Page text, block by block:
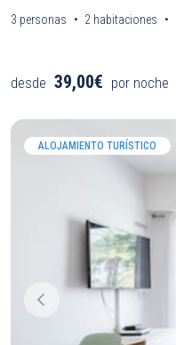
3 personas 2 habitaciones
desde 39,00€ por noche
ALOJAMIENTO TURÍSTICO